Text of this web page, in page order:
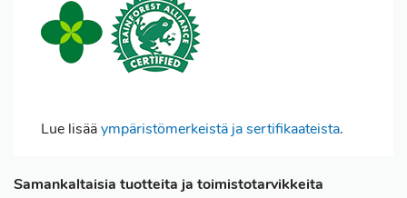
Lue lisääympäristömerkeistä ja sertifikaateista.
Samankaltaisia tuotteita ja toimistotarvikkeita